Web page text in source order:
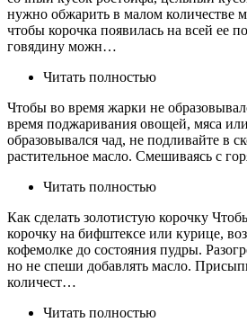
нужно обжарить в малом количестве
чтобы корочка появилась на всей ее
говядину можн…
Читать полностью
Чтобы во время жарки не
время поджаривания овощей, мяса
образовывался чад, не подливайте в
растительное масло. Смешиваясь с
Читать полностью
Как сделать золотистую корочку
корочку на бифштексе или курице,
кофемолке до состояния пудры.
но не спеши добавлять масло.
количест…
Читать полностью